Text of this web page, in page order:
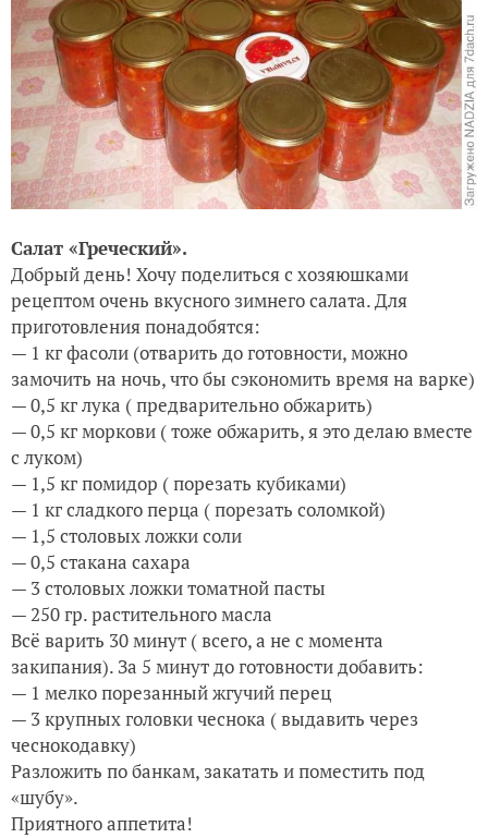
Салат «Греческий».
Добрый день! Хочу поделиться с хозяюшками
рецептом очень вкусного зимнего салата. Для
приготовления понадобятся:
— 1 кг фасоли (отварить до готовности, можно
замочить на ночь, что бы сэкономить время на варке)
— 0,5 кг лука ( предварительно обжарить)
— 0,5 кг моркови ( тоже обжарить, я это делаю вместе
с луком)
— 1,5 кг помидор ( порезать кубиками)
— 1 кг сладкого перца ( порезать соломкой)
— 1,5 столовых ложки соли
— 0,5 стакана сахара
— 3 столовых ложки томатной пасты
— 250 гр. растительного масла
Всё варить 30 минут ( всего, а не с момента
закипания). За 5 минут до готовности добавить:
— 1 мелко порезанный жгучий перец
— 3 крупных головки чеснока ( выдавить через
чеснокодавку)
Разложить по банкам, закатать и поместить под
«шубу».
Приятного аппетита!